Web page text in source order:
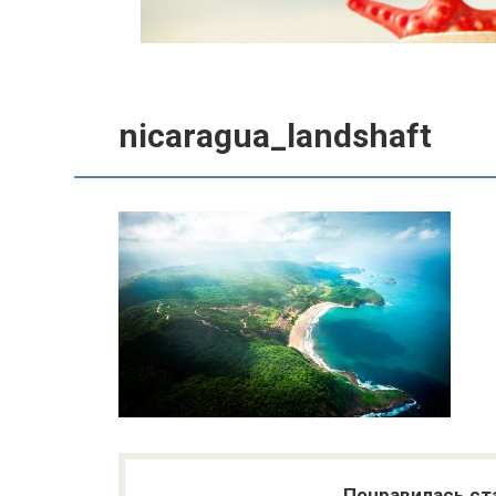
nicaragua_landshaft